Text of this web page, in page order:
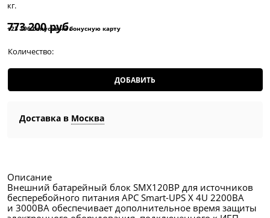
кг.
773 200 руб.
+23 196 бонусов на бонусную карту
Количество:
ДОБАВИТЬ
Доставка в Москва
Описание
Внешний батарейный блок SMX120BP для источников
бесперебойного питания APC Smart-UPS X 4U 2200ВА
и 3000ВА обеспечивает дополнительное время защиты